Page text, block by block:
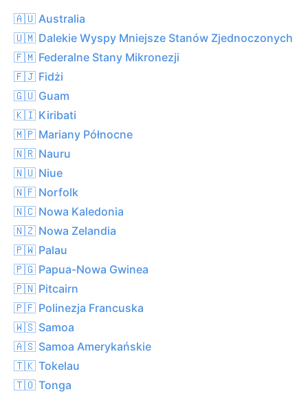
🇦🇺 Australia
🇺🇲 Dalekie Wyspy Mniejsze Stanów Zjednoczonych
🇫🇲 Federalne Stany Mikronezji
🇫🇯 Fidżi
🇬🇺 Guam
🇰🇮 Kiribati
🇲🇵 Mariany Północne
🇳🇷 Nauru
🇳🇺 Niue
🇳🇫 Norfolk
🇳🇨 Nowa Kaledonia
🇳🇿 Nowa Zelandia
🇵🇼 Palau
🇵🇬 Papua-Nowa Gwinea
🇵🇳 Pitcairn
🇵🇫 Polinezja Francuska
🇼🇸 Samoa
🇦🇸 Samoa Amerykańskie
🇹🇰 Tokelau
🇹🇴 Tonga